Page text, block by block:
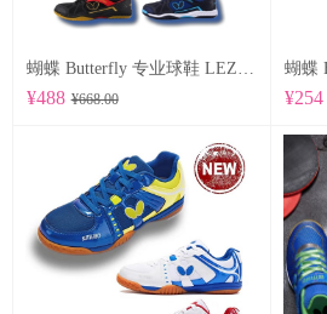
蝴蝶 Butterfly 专业球鞋 LEZOLINE-12
¥488 ¥668.00 ¥254